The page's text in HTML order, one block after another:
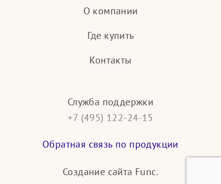
О компании
Где купить
Контакты
Служба поддержки
+7 (495) 122-24-15
Обратная связь по продукции
Создание сайта Func.